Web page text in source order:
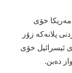
خۆی
پلانەكە زۆر
ئیسرائیل خۆی
دەبن.